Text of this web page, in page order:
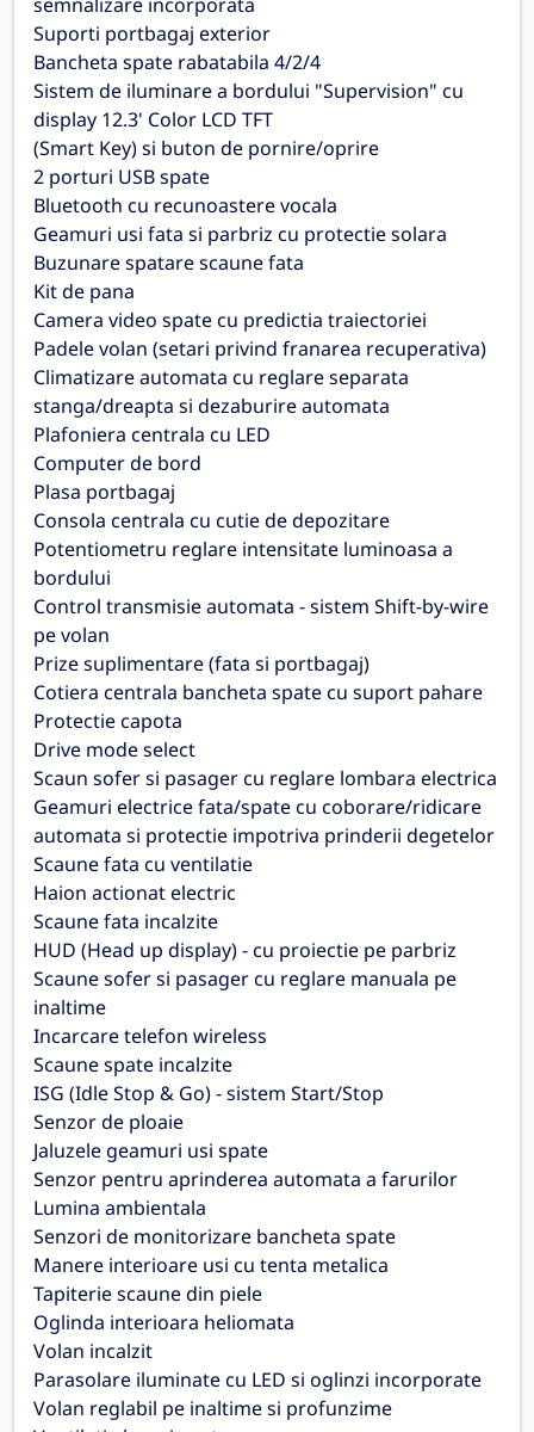
Suporti portbagaj exterior
Bancheta spate rabatabila 4/2/4
Sistem de iluminare a bordului "Supervision" cu
display 12.3' Color LCD TFT
(Smart Key) si buton de pornire/oprire
2 porturi USB spate
Bluetooth cu recunoastere vocala
Geamuri usi fata si parbriz cu protectie solara
Buzunare spatare scaune fata
Kit de pana
Camera video spate cu predictia traiectoriei
Padele volan (setari privind franarea recuperativa)
Climatizare automata cu reglare separata
stanga/dreapta si dezaburire automata
Plafoniera centrala cu LED
Computer de bord
Plasa portbagaj
Consola centrala cu cutie de depozitare
Potentiometru reglare intensitate luminoasa a
bordului
Control transmisie automata - sistem Shift-by-wire
pe volan
Prize suplimentare (fata si portbagaj)
Cotiera centrala bancheta spate cu suport pahare
Protectie capota
Drive mode select
Scaun sofer si pasager cu reglare lombara electrica
Geamuri electrice fata/spate cu coborare/ridicare
automata si protectie impotriva prinderii degetelor
Scaune fata cu ventilatie
Haion actionat electric
Scaune fata incalzite
HUD (Head up display) - cu proiectie pe parbriz
Scaune sofer si pasager cu reglare manuala pe
inaltime
Incarcare telefon wireless
Scaune spate incalzite
ISG (Idle Stop & Go) - sistem Start/Stop
Senzor de ploaie
Jaluzele geamuri usi spate
Senzor pentru aprinderea automata a farurilor
Lumina ambientala
Senzori de monitorizare bancheta spate
Manere interioare usi cu tenta metalica
Tapiterie scaune din piele
Oglinda interioara heliomata
Volan incalzit
Parasolare iluminate cu LED si oglinzi incorporate
Volan reglabil pe inaltime si profunzime